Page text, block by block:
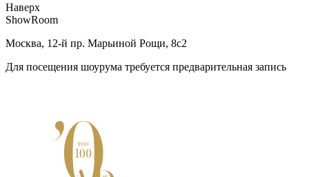
Наверх
ShowRoom
Москва, 12-й пр. Марьиной Рощи, 8с2
Для посещения шоурума требуется предварительная запись